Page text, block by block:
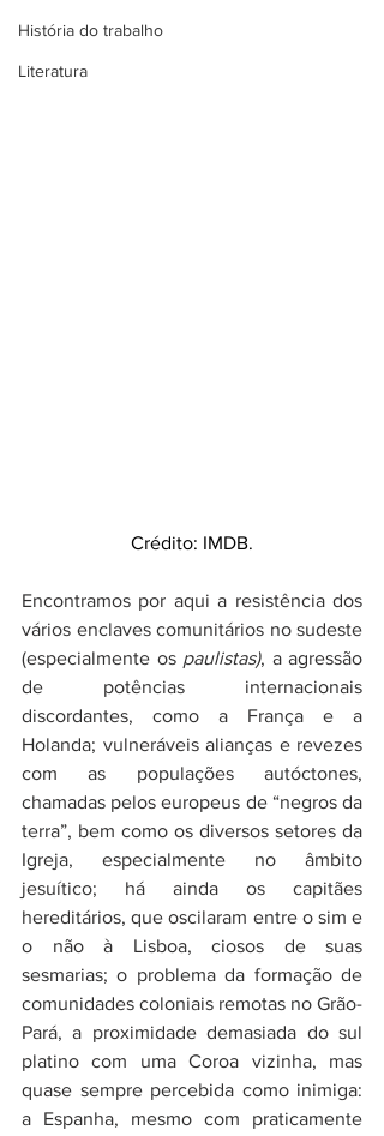
História do trabalho
Literatura
Crédito: IMDB.
Encontramos por aqui a resistência dos
vários enclaves comunitários no sudeste
(especialmente os paulistas), a agressão
de potências internacionais
discordantes, como a França e a
Holanda; vulneráveis alianças e revezes
com as populações autóctones,
chamadas pelos europeus de “negros da
terra”, bem como os diversos setores da
Igreja, especialmente no âmbito
jesuítico; há ainda os capitães
hereditários, que oscilaram entre o sim e
o não à Lisboa, ciosos de suas
sesmarias; o problema da formação de
comunidades coloniais remotas no Grão-
Pará, a proximidade demasiada do sul
platino com uma Coroa vizinha, mas
quase sempre percebida como inimiga:
a Espanha, mesmo com praticamente